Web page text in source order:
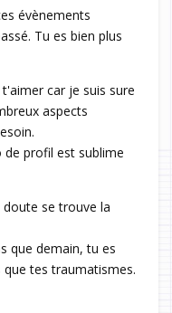
évènements
Tu es bien plus
car je suis sure
aspects
profil est sublime
se trouve la
que demain, tu es
tes traumatismes.